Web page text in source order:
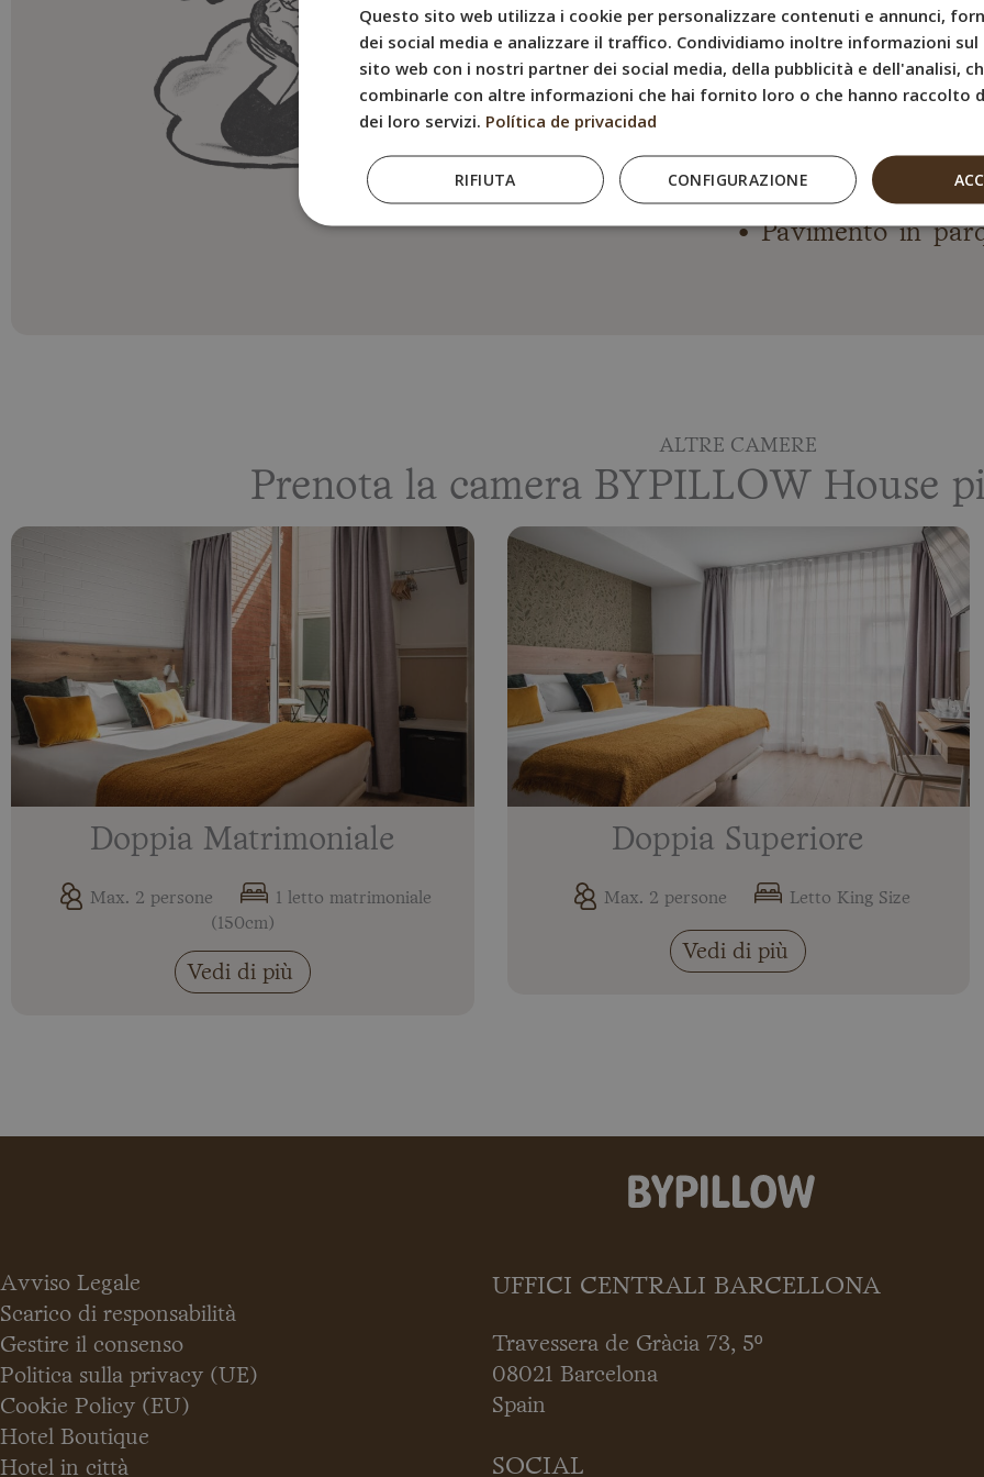
• Televisore a
• Bagno privato
• Prodotti per il
• Internet Wi-Fi
• Bollitore elettrico
• Pavimento in
ALTRE CAMERE
Prenota la camera BYPILLOW House
Doppia Matrimoniale
Max. 2 persone
1 letto matrimoniale
(150cm)
Vedi di più
Doppia Superiore
Max. 2 persone Letto King Size
Vedi di più
Avviso Legale
Scarico di responsabilità
Gestire il consenso
Politica sulla privacy (UE)
Cookie Policy (EU)
Hotel Boutique
Hotel in città
UFFICI CENTRALI BARCELLONA
Travessera de Gràcia 73, 5º
08021 Barcelona
Spain
SOCIAL
Questo sito web utilizza i cookie per personalizzare contenuti e annunci,
dei social media e analizzare il traffico. Condividiamo inoltre informazioni
sito web con i nostri partner dei social media, della pubblicità e dell'analisi,
combinarle con altre informazioni che hai fornito loro o che hanno raccolto
dei loro servizi. Política de privacidad
RIFIUTA CONFIGURAZIONE